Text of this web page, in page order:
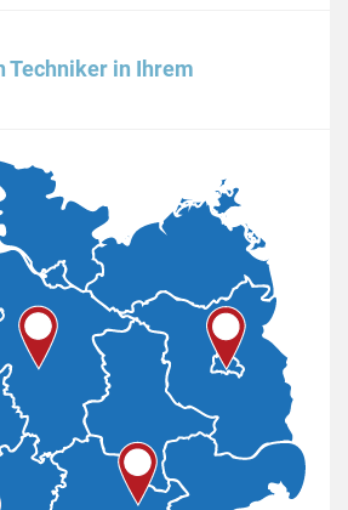
Techniker in Ihrem